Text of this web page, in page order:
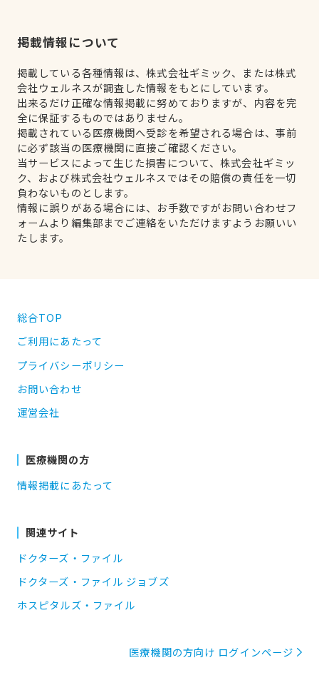
掲載情報について
掲載している各種情報は、株式会社ギミック、または株式
会社ウェルネスが調査した情報をもとにしています。
出来るだけ正確な情報掲載に努めておりますが、内容を完
全に保証するものではありません。
掲載されている医療機関へ受診を希望される場合は、事前
に必ず該当の医療機関に直接ご確認ください。
当サービスによって生じた損害について、株式会社ギミッ
ク、および株式会社ウェルネスではその賠償の責任を一切
負わないものとします。
情報に誤りがある場合には、お手数ですがお問い合わせフ
ォームより編集部までご連絡をいただけますようお願いい
たします。
総合TOP
ご利用にあたって
プライバシーポリシー
お問い合わせ
運営会社
医療機関の方
情報掲載にあたって
関連サイト
ドクターズ・ファイル
ドクターズ・ファイル ジョブズ
ホスピタルズ・ファイル
医療機関の方向け ログインページ